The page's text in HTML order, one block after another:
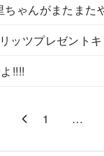
ゃんがまたまた
ッツプレゼント
!!!!
1 …